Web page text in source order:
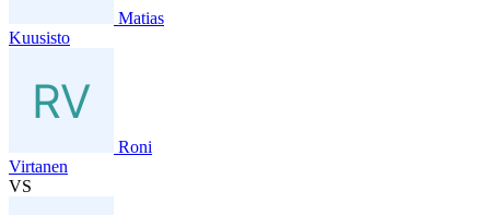
Matias
Kuusisto
Roni
Virtanen
VS